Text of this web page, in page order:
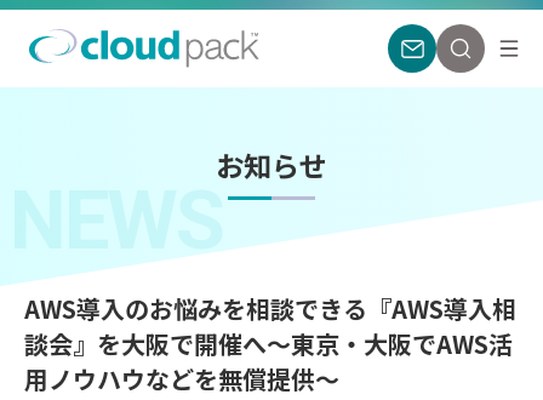
お知らせ
AWS導入のお悩みを相談できる『AWS導入相
談会』を大阪で開催へ〜東京・大阪でAWS活
用ノウハウなどを無償提供〜